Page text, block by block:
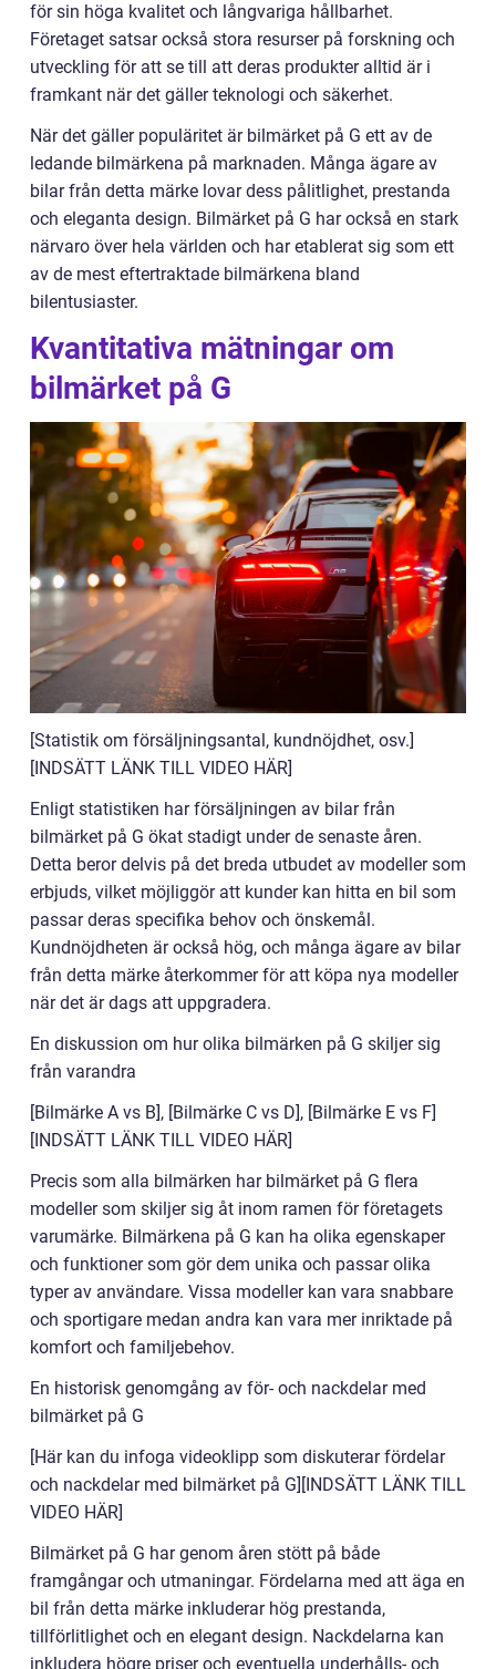
för sin höga kvalitet och långvariga hållbarhet.
Företaget satsar också stora resurser på forskning och
utveckling för att se till att deras produkter alltid är i
framkant när det gäller teknologi och säkerhet.
När det gäller populäritet är bilmärket på G ett av de
ledande bilmärkena på marknaden. Många ägare av
bilar från detta märke lovar dess pålitlighet, prestanda
och eleganta design. Bilmärket på G har också en stark
närvaro över hela världen och har etablerat sig som ett
av de mest eftertraktade bilmärkena bland
bilentusiaster.
Kvantitativa mätningar om
bilmärket på G
[Statistik om försäljningsantal, kundnöjdhet, osv.]
[INDSÄTT LÄNK TILL VIDEO HÄR]
Enligt statistiken har försäljningen av bilar från
bilmärket på G ökat stadigt under de senaste åren.
Detta beror delvis på det breda utbudet av modeller som
erbjuds, vilket möjliggör att kunder kan hitta en bil som
passar deras specifika behov och önskemål.
Kundnöjdheten är också hög, och många ägare av bilar
från detta märke återkommer för att köpa nya modeller
när det är dags att uppgradera.
En diskussion om hur olika bilmärken på G skiljer sig
från varandra
[Bilmärke A vs B], [Bilmärke C vs D], [Bilmärke E vs F]
[INDSÄTT LÄNK TILL VIDEO HÄR]
Precis som alla bilmärken har bilmärket på G flera
modeller som skiljer sig åt inom ramen för företagets
varumärke. Bilmärkena på G kan ha olika egenskaper
och funktioner som gör dem unika och passar olika
typer av användare. Vissa modeller kan vara snabbare
och sportigare medan andra kan vara mer inriktade på
komfort och familjebehov.
En historisk genomgång av för- och nackdelar med
bilmärket på G
[Här kan du infoga videoklipp som diskuterar fördelar
och nackdelar med bilmärket på G][INDSÄTT LÄNK TILL
VIDEO HÄR]
Bilmärket på G har genom åren stött på både
framgångar och utmaningar. Fördelarna med att äga en
bil från detta märke inkluderar hög prestanda,
tillförlitlighet och en elegant design. Nackdelarna kan
inkludera högre priser och eventuella underhålls- och